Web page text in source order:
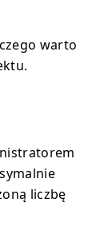
warto
liczbę